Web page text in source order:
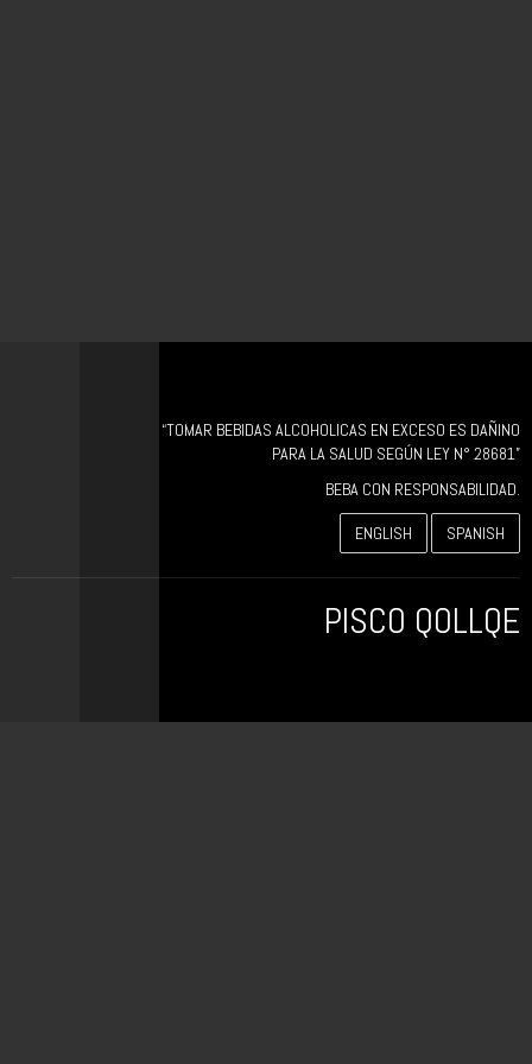
“TOMAR BEBIDAS ALCOHOLICAS EN EXCESO ES DAÑINO
PARA LA SALUD SEGÚN LEY N° 28681”
BEBA CON RESPONSABILIDAD.
ENGLISH SPANISH
PISCO QOLLQE